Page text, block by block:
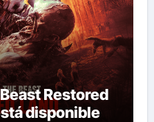
Restored
disponible